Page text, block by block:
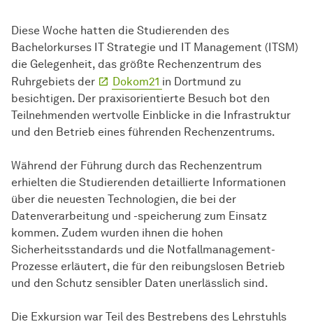
Diese Woche hatten die Studierenden des
Bachelorkurses IT Strategie und IT Management (ITSM)
die Gelegenheit, das größte Rechenzentrum des
Ruhrgebiets der
Dokom21 in Dortmund zu
besichtigen. Der praxisorientierte Besuch bot den
Teilnehmenden wertvolle Einblicke in die Infrastruktur
und den Betrieb eines führenden Rechenzentrums.
Während der Führung durch das Rechenzentrum
erhielten die Studierenden detaillierte Informationen
über die neuesten Technologien, die bei der
Datenverarbeitung und -speicherung zum Einsatz
kommen. Zudem wurden ihnen die hohen
Sicherheitsstandards und die Notfallmanagement-
Prozesse erläutert, die für den reibungslosen Betrieb
und den Schutz sensibler Daten unerlässlich sind.
Die Exkursion war Teil des Bestrebens des Lehrstuhls